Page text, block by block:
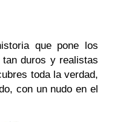
que pone los
duros y realistas
toda la verdad,
con un nudo en el